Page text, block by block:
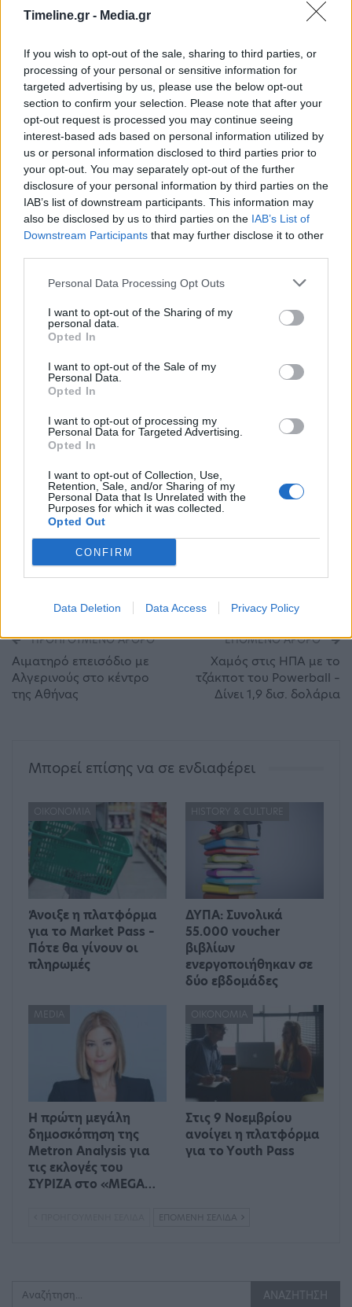
Timeline.gr - Media.gr
If you wish to opt-out of the sale, sharing to third parties, or
processing of your personal or sensitive information for
targeted advertising by us, please use the below opt-out
section to confirm your selection. Please note that after your
opt-out request is processed you may continue seeing
interest-based ads based on personal information utilized by
us or personal information disclosed to third parties prior to
your opt-out. You may separately opt-out of the further
disclosure of your personal information by third parties on the
IAB’s list of downstream participants. This information may
also be disclosed by us to third parties on the IAB’s List of
Downstream Participants that may further disclose it to other
Personal Data Processing Opt Outs
I want to opt-out of the Sharing of my
personal data.
Opted In
I want to opt-out of the Sale of my
Personal Data.
Opted In
I want to opt-out of processing my
Personal Data for Targeted Advertising.
Opted In
I want to opt-out of Collection, Use,
Retention, Sale, and/or Sharing of my
Personal Data that Is Unrelated with the
Purposes for which it was collected.
Opted Out
CONFIRM
Data Deletion Data Access Privacy Policy
Ο Υπουργός Περιβάλλοντος και Ενέργειας,
Κώστας Σκρέκας, δήλωσε: «Για ακόμα έναν μήνα,
οι Ελληνίδες και οι Έλληνες έχουν από τις
φθηνότερες τιμές ενέργειας στην Ευρώπη. Οι
άμεσες επιδοτήσεις της Κυβέρνησης, έφεραν
ουσιαστικά αποτελέσματα για τους
λογαριασμούς των Ελλήνων καταναλωτών.
Κόντρα στην ανέξοδη και μίζερη κριτική του
ΣΥΡΙΖΑ, αποδεικνύουμε ότι οι πολιτικές μας
διατηρούν τις τιμές ενέργειας σε όσο το δυνατόν
πιο προσιτά επίπεδα και αυτό αποδεικνύεται
εμπράκτως. Συνεχίζουμε να στηρίζουμε την
ελληνική κοινωνία για όσο αυτό χρειαστεί».
ακρίβεια Ενεργειακή κρίση
Ρεύμα
Φυσικό αέριο
ΠΡΟΗΓΟΎΜΕΝΟ ΆΡΘΡΟ
Αιματηρό επεισόδιο με
Αλγερινούς στο κέντρο
της Αθήνας
ΕΠΌΜΕΝΟ ΆΡΘΡΟ
Χαμός στις ΗΠΑ με το
τζάκποτ του Powerball –
Δίνει 1,9 δισ. δολάρια
Μπορεί επίσης να σε ενδιαφέρει
ΟΙΚΟΝΟΜΊΑ
Άνοιξε η πλατφόρμα
για το Market Pass –
Πότε θα γίνουν οι
πληρωμές
HISTORY & CULTURE
ΔΥΠΑ: Συνολικά
55.000 voucher
βιβλίων
ενεργοποιήθηκαν σε
δύο εβδομάδες
MEDIA
Η πρώτη μεγάλη
δημοσκόπηση της
Metron Analysis για
τις εκλογές του
ΣΥΡΙΖΑ στο «MEGA…
ΟΙΚΟΝΟΜΊΑ
Στις 9 Νοεμβρίου
ανοίγει η πλατφόρμα
για το Υouth Pass
ΕΠΌΜΕΝΗ ΣΕΛΊΔΑ